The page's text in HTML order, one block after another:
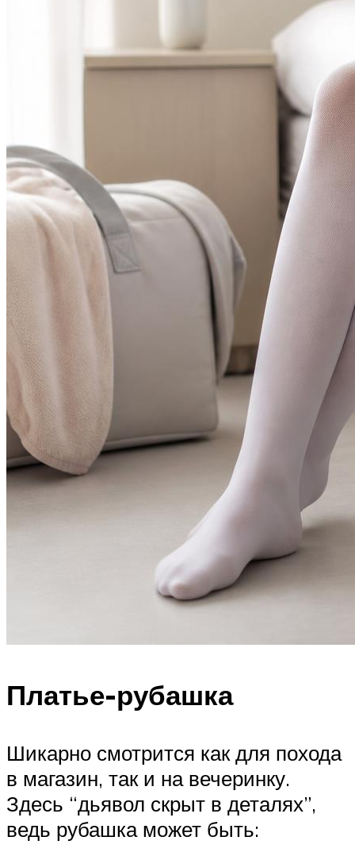
Платье-рубашка
Шикарно смотрится как для похода
в магазин, так и на вечеринку.
Здесь “дьявол скрыт в деталях”,
ведь рубашка может быть: